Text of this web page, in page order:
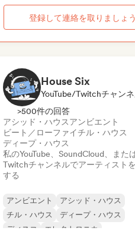
登録して連絡を取りましょう
House Six
YouTube/Twitchチャン
>500件の回答
アシッド・ハウスアンビエント
ビート／ローファイチル・ハウス
ディープ・ハウス
私のYouTube、SoundCloud、また
Twitchチャンネルでアーティスト
する
アンビエント
アシッド・ハウス
チル・ハウス
ディープ・ハウス
ディスコ
エレクトロニカ